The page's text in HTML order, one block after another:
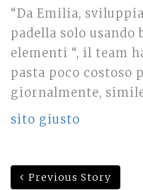
“Da Emilia,
padella solo
elementi “, il team
pasta poco costoso
giornalmente,
sito giusto
Previous Story